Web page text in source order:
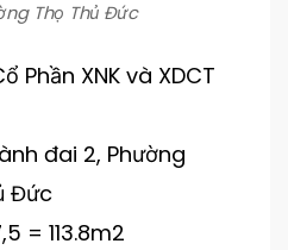
Thọ Thủ Đức
Phần XNK và XDCT
đai 2, Phường
Đức
= 113.8m2